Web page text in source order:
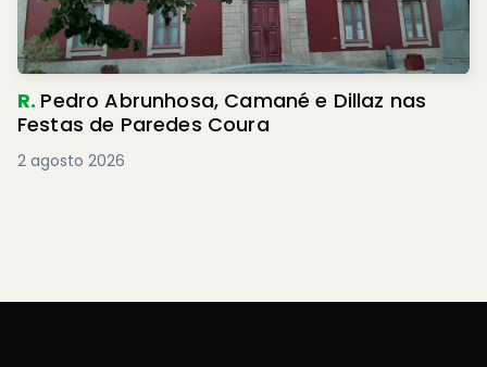
R. Pedro Abrunhosa, Camané e Dillaz nas
Festas de Paredes Coura
2 agosto 2026